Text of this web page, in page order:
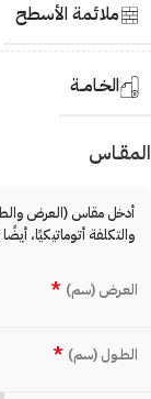
ملائمة الأسطح
الخـامــة
المقـاس
أدخل مقاس (العرض
والتكلفة أتوماتيكيًا،
العـرض (سم) *
الطـول (سم) *